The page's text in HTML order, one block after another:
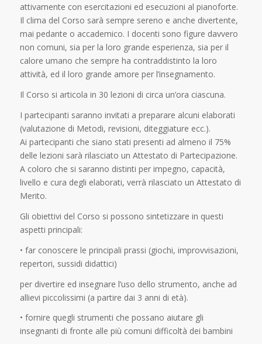
attivamente con esercitazioni ed esecuzioni al pianoforte.
Il clima del Corso sarà sempre sereno e anche divertente,
mai pedante o accademico. I docenti sono figure davvero
non comuni, sia per la loro grande esperienza, sia per il
calore umano che sempre ha contraddistinto la loro
attività, ed il loro grande amore per l’insegnamento.
Il Corso si articola in 30 lezioni di circa un’ora ciascuna.
I partecipanti saranno invitati a preparare alcuni elaborati
(valutazione di Metodi, revisioni, diteggiature ecc.).
Ai partecipanti che siano stati presenti ad almeno il 75%
delle lezioni sarà rilasciato un Attestato di Partecipazione.
A coloro che si saranno distinti per impegno, capacità,
livello e cura degli elaborati, verrà rilasciato un Attestato di
Merito.
Gli obiettivi del Corso si possono sintetizzare in questi
aspetti principali:
• far conoscere le principali prassi (giochi, improvvisazioni,
repertori, sussidi didattici)
per divertire ed insegnare l’uso dello strumento, anche ad
allievi piccolissimi (a partire dai 3 anni di età).
• fornire quegli strumenti che possano aiutare gli
insegnanti di fronte alle più comuni difficoltà dei bambini